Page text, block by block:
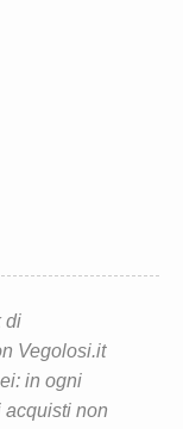
di
Vegolosi.it
in ogni
acquisti non